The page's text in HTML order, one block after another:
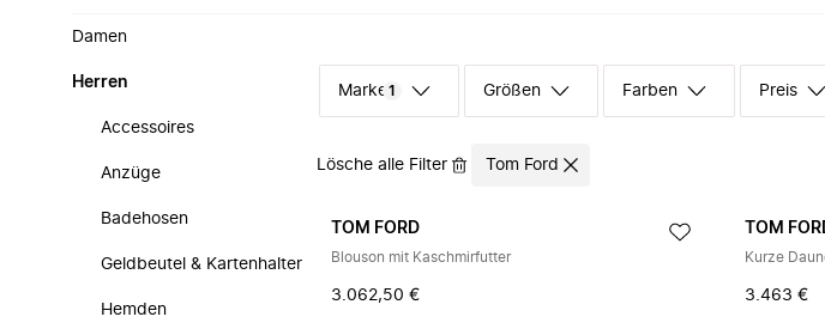
Damen
Herren
Accessoires
Anzüge
Badehosen
Geldbeutel & Kartenhalter
Hemden
Marke 1 Größen Farben Preis
Lösche alle Filter Tom Ford
TOM FORD
Blouson mit Kaschmirfutter
3.062,50 €
TOM
Kurze
3.463 €